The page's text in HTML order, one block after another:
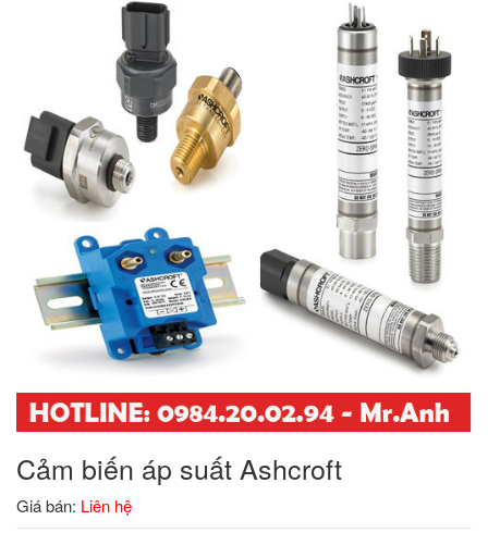
Cảm biến áp suất Ashcroft
Giá bán: Liên hệ